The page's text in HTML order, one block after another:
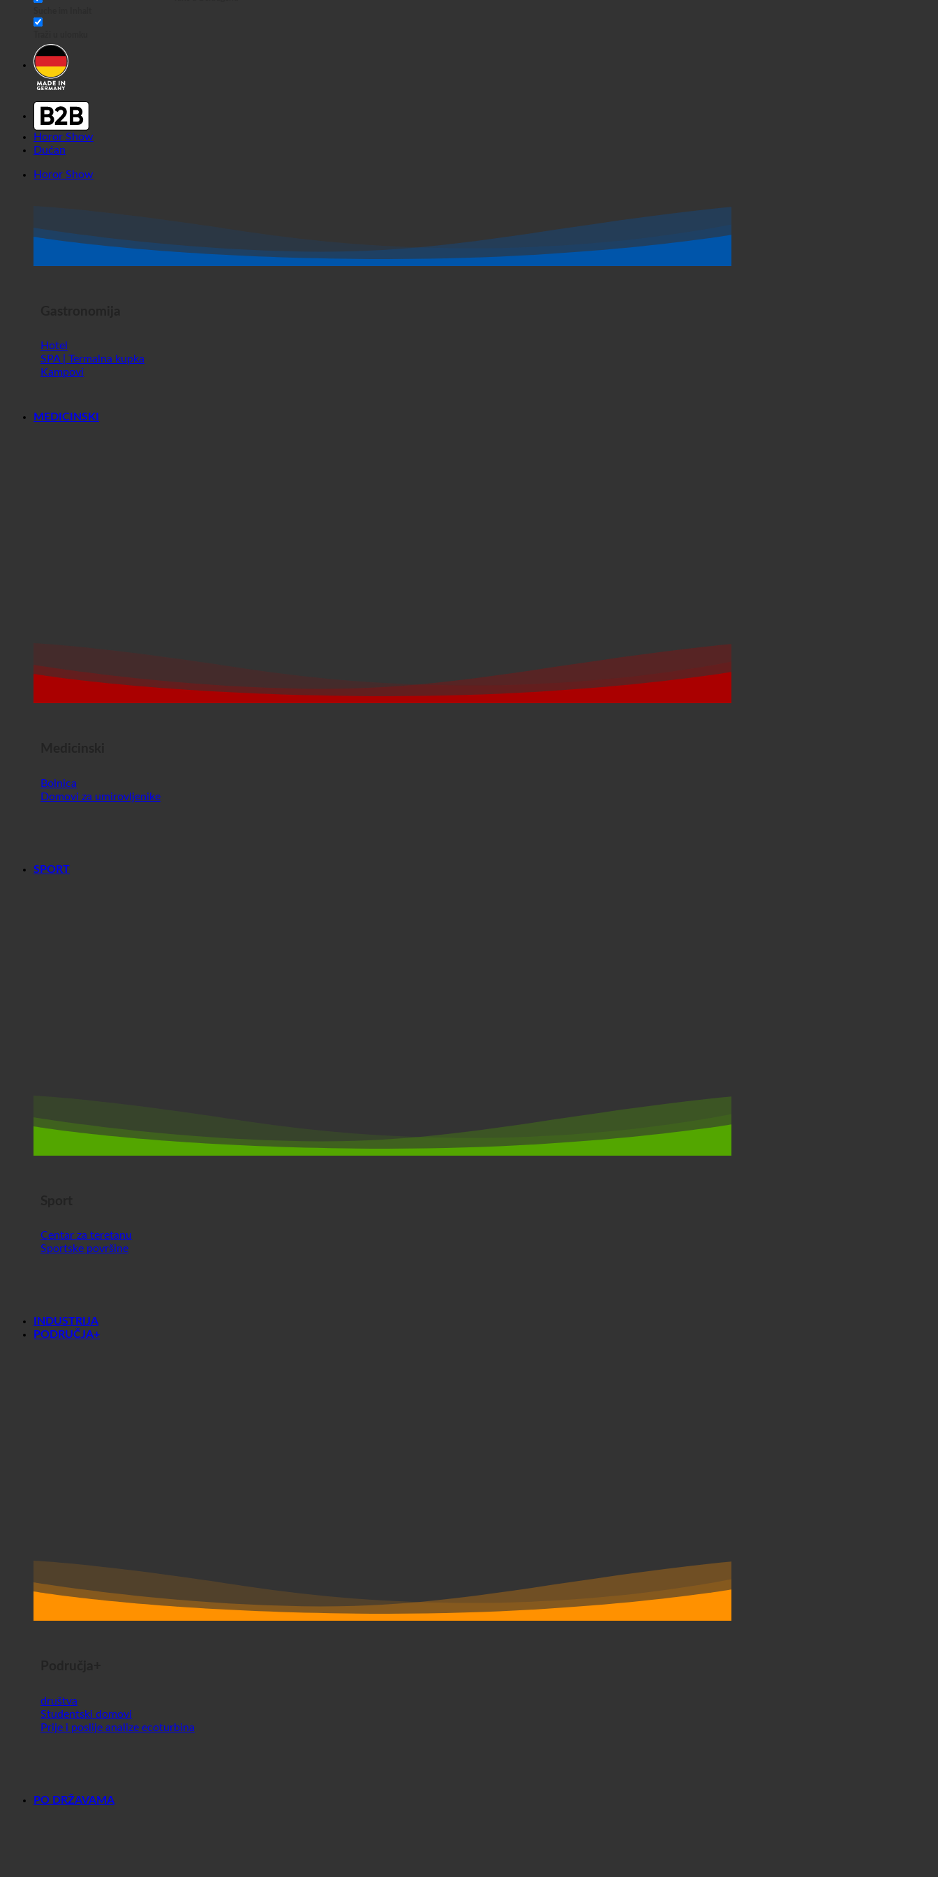
Horor Show
Dućan
Horor Show
Hotel
SPA | Termalna kupka
Kampovi
MEDICINSKI
Bolnica
Domovi za umirovljenike
SPORT
Centar za teretanu
Sportske površine
INDUSTRIJA
PODRUČJA+
društva
Studentski domovi
Prije i poslije analize ecoturbina
PO DRŽAVAMA